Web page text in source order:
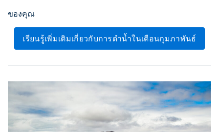
ของคุณ
เรียนรู้เพิ่มเติมเกี่ยวกับการดำน้ำในเดือนกุมภาพันธ์